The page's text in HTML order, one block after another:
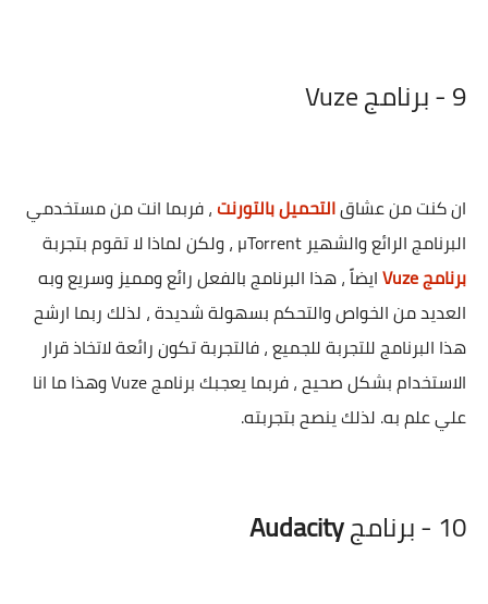
9 - برنامج Vuze
ان كنت من عشاقالتحميل بالتورنت، فربما انت من مستخدمي
البرنامج الرائع والشهير µTorrent ، ولكن لماذا لا تقوم بتجربة
برنامج Vuze
ايضاً ، هذا البرنامج بالفعل رائع ومميز وسريع وبه
العديد من الخواص والتحكم بسهولة شديدة ، لذلك ربما ارشح
هذا البرنامج للتجربة للجميع ، فالتجربة تكون رائعة لاتخاذ قرار
الاستخدام بشكل صحيح ، فربما يعجبك برنامج Vuze وهذا ما انا
علي علم به. لذلك ينصح بتجربته.
10 - برنامج Audacity